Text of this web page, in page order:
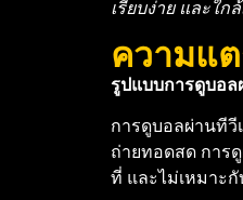
เรียบง่าย และใ
ความแ
รูปแบบการดูบอล
การดูบอลผ่านทีวี
ถ่ายทอดสด การ
ที่ และไม่เหมาะ